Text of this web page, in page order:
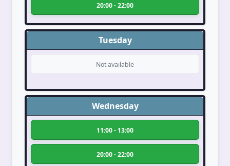
20:00 - 22:00
Tuesday
Not available
Wednesday
11:00 - 13:00
20:00 - 22:00